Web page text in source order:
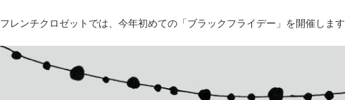
フレンチクロゼットでは、今年初めての「ブラックフライデー」を開催します